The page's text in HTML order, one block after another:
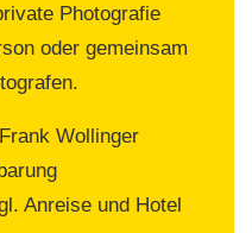
Photografie
oder gemeinsam
Wollinger
Anreise und Hotel